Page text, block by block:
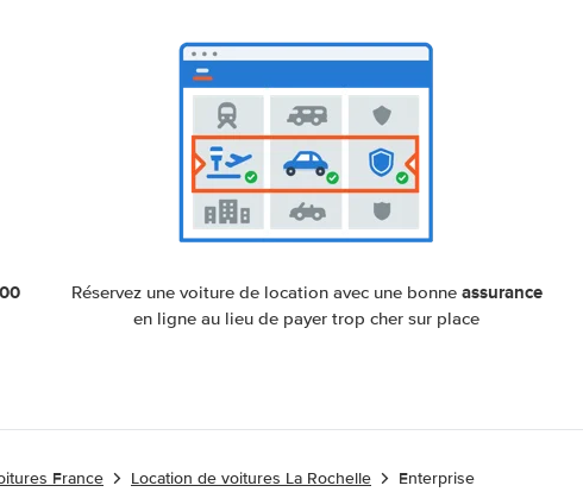
Réservez une voiture de location avec une bonne assurance
en ligne au lieu de payer trop cher sur place
France Location de voitures La Rochelle Enterprise